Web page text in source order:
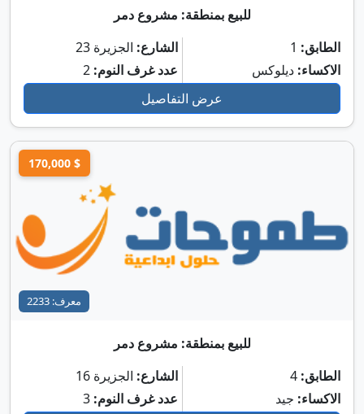
تعرّف على واجهة تفاصيل العرض العقاري
شاهد الفيديو خلال أقل من دقيقة
للبيع بمنطقة: مشروع دمر
الشارع: الجزيرة 23
عدد غرف النوم: 2
الطابق:
الاكساء: ديلوكس
عرض التفاصيل
170,000 $
معرف: 2233
للبيع بمنطقة: مشروع دمر
الشارع: الجزيرة 16
عدد غرف النوم: 3
الطابق:
الاكساء: جيد